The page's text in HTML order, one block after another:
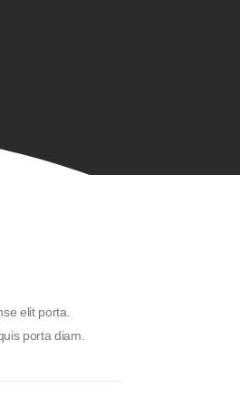
elit porta.
porta diam.